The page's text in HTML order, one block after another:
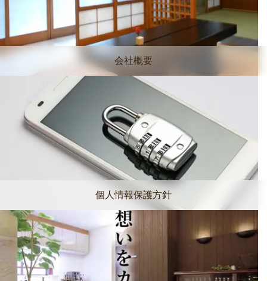
会社概要
個人情報保護方針